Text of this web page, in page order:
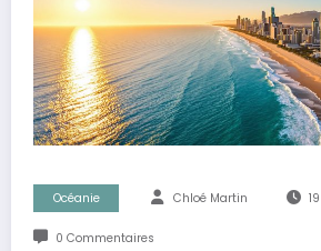
Océanie Chloé Martin
0 Commentaires